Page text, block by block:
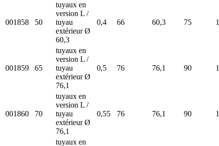
001858 50
tuyaux en
version L /
tuyau
extérieur Ø
60,3
0,4 66 60,3 75
001859 65
tuyaux en
version L /
tuyau
extérieur Ø
76,1
0,5 76 76,1 90
001860 70
tuyaux en
version L /
tuyau
extérieur Ø
76,1
0,55 76 76,1 90
tuyaux en